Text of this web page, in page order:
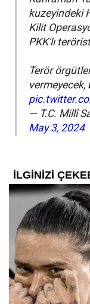
kuzeyindeki
Kilit
PKK'lı
Terör
vermeyecek,
— T.C. Millî
May 3, 2024